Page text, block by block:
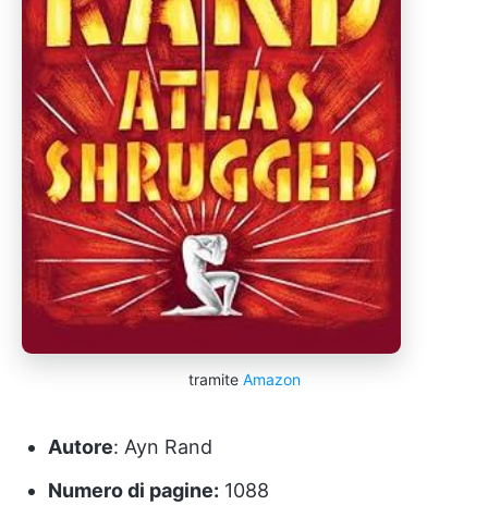
tramite Amazon
Autore: Ayn Rand
Numero di pagine: 1088